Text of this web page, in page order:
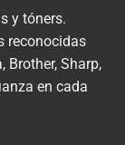
y tóners.
reconocidas
Brother, Sharp,
en cada